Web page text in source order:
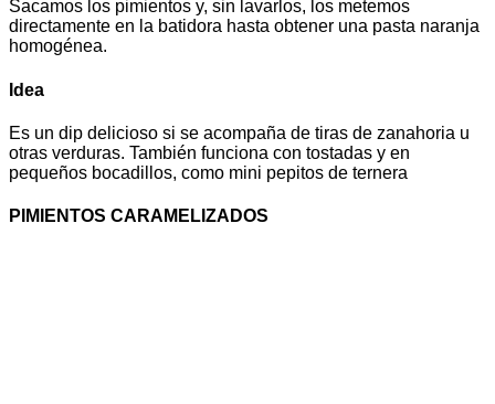
Sacamos los pimientos y, sin lavarlos, los metemos
directamente en la batidora hasta obtener una pasta naranja
homogénea.
Idea
Es un dip delicioso si se acompaña de tiras de zanahoria u
otras verduras. También funciona con tostadas y en
pequeños bocadillos, como mini pepitos de ternera
PIMIENTOS CARAMELIZADOS